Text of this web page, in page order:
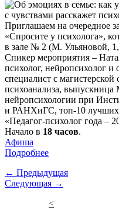
Приглашаем на очередное
«Спросите у психолога»,
в зале № 2 (М. Ульяновой,
Спикер мероприятия –
психолог, нейропсихолог и
специалист с
психоанализа, выпускница
нейропсихологии при
и РАНХиГС, топ-10 лучших
«Педагог-психолог года –
Начало в 18 часов.
Афиша
Подробнее
← Предыдущая
Следующая →
<